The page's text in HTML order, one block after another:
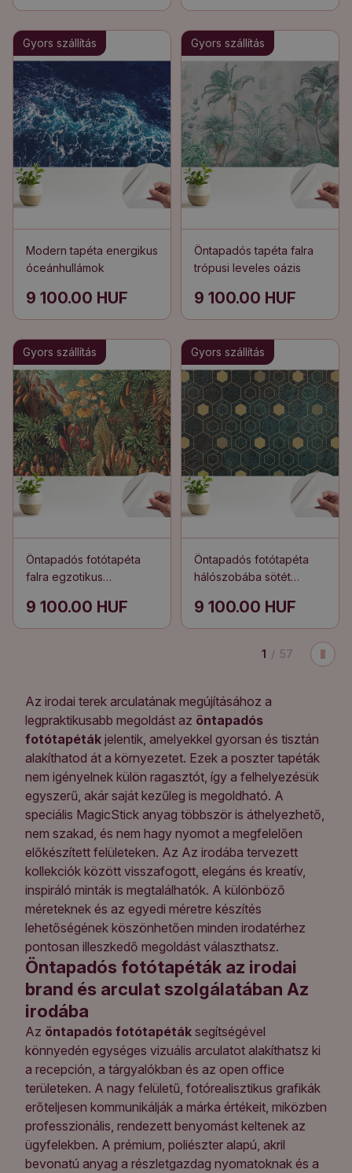
Gyors szállítás
Modern tapéta energikus
óceánhullámok
9 100.00 HUF
Gyors szállítás
Öntapadós tapéta falra
trópusi leveles oázis
9 100.00 HUF
Gyors szállítás
Öntapadós fotótapéta
falra egzotikus
9 100.00 HUF
Gyors szállítás
Öntapadós fotótapéta
hálószobába sötét
9 100.00 HUF
1 / 57
Az irodai terek arculatának megújításához a
legpraktikusabb megoldást az öntapadós
fotótapéták jelentik, amelyekkel gyorsan és tisztán
alakíthatod át a környezetet. Ezek a poszter tapéták
nem igényelnek külön ragasztót, így a felhelyezésük
egyszerű, akár saját kezűleg is megoldható. A
speciális MagicStick anyag többször is áthelyezhető,
nem szakad, és nem hagy nyomot a megfelelően
előkészített felületeken. Az Az irodába tervezett
kollekciók között visszafogott, elegáns és kreatív,
inspiráló minták is megtalálhatók. A különböző
méreteknek és az egyedi méretre készítés
lehetőségének köszönhetően minden irodatérhez
pontosan illeszkedő megoldást választhatsz.
Öntapadós fotótapéták az irodai
brand és arculat szolgálatában Az
irodába
Az öntapadós fotótapéták segítségével
könnyedén egységes vizuális arculatot alakíthatsz ki
a recepción, a tárgyalókban és az open office
területeken. A nagy felületű, fotórealisztikus grafikák
erőteljesen kommunikálják a márka értékeit, miközben
professzionális, rendezett benyomást keltenek az
ügyfelekben. A prémium, poliészter alapú, akril
bevonatú anyag a részletgazdag nyomatoknak és a